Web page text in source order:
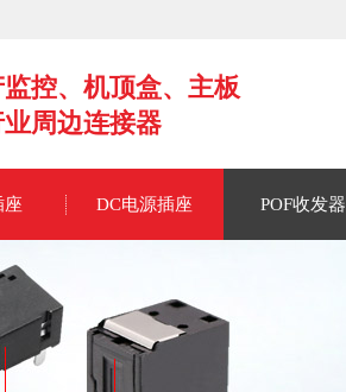
控、机顶盒、主板
周边连接器
座 DC电源插座 POF收发器